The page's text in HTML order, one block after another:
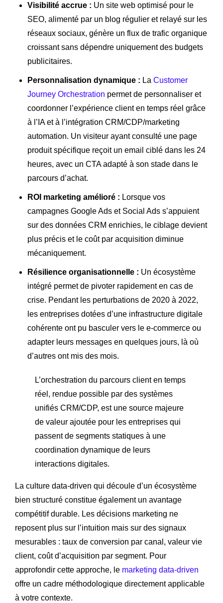
Visibilité accrue : Un site web optimisé pour le
SEO, alimenté par un blog régulier et relayé sur les
réseaux sociaux, génère un flux de trafic organique
croissant sans dépendre uniquement des budgets
publicitaires.
Personnalisation dynamique : La Customer
Journey Orchestration permet de personnaliser et
coordonner l’expérience client en temps réel grâce
à l’IA et à l’intégration CRM/CDP/marketing
automation. Un visiteur ayant consulté une page
produit spécifique reçoit un email ciblé dans les 24
heures, avec un CTA adapté à son stade dans le
parcours d’achat.
ROI marketing amélioré : Lorsque vos
campagnes Google Ads et Social Ads s’appuient
sur des données CRM enrichies, le ciblage devient
plus précis et le coût par acquisition diminue
mécaniquement.
Résilience organisationnelle : Un écosystème
intégré permet de pivoter rapidement en cas de
crise. Pendant les perturbations de 2020 à 2022,
les entreprises dotées d’une infrastructure digitale
cohérente ont pu basculer vers le e-commerce ou
adapter leurs messages en quelques jours, là où
d’autres ont mis des mois.
L’orchestration du parcours client en temps
réel, rendue possible par des systèmes
unifiés CRM/CDP, est une source majeure
de valeur ajoutée pour les entreprises qui
passent de segments statiques à une
coordination dynamique de leurs
interactions digitales.
La culture data-driven qui découle d’un écosystème
bien structuré constitue également un avantage
compétitif durable. Les décisions marketing ne
reposent plus sur l’intuition mais sur des signaux
mesurables : taux de conversion par canal, valeur vie
client, coût d’acquisition par segment. Pour
approfondir cette approche, le marketing data-driven
offre un cadre méthodologique directement applicable
à votre contexte.